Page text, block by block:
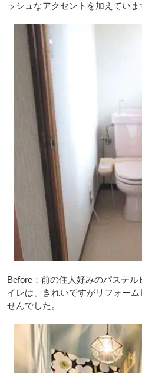
ッシュなアクセントを加えていま
Before：前の住人好みのパステ
イレは、きれいですがリフォー
せんでした。